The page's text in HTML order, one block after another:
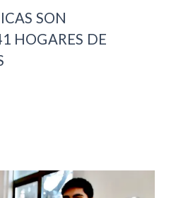
SON
HOGARES DE